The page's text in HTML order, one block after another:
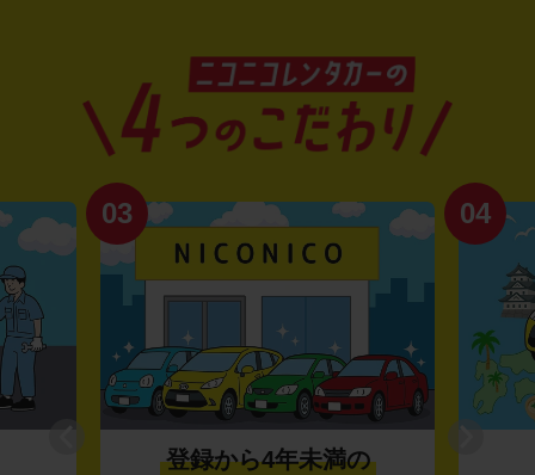
03
登録から4年未満の
04